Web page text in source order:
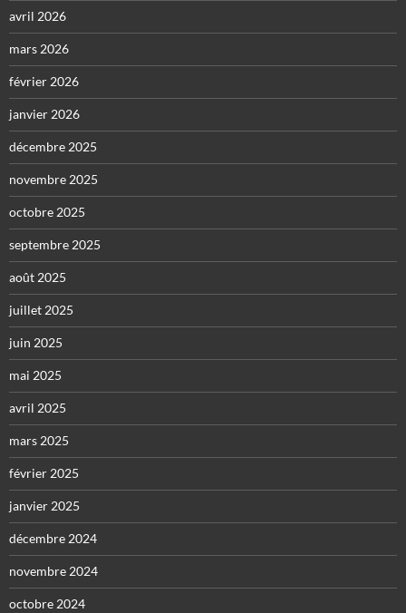
avril 2026
mars 2026
février 2026
janvier 2026
décembre 2025
novembre 2025
octobre 2025
septembre 2025
août 2025
juillet 2025
juin 2025
mai 2025
avril 2025
mars 2025
février 2025
janvier 2025
décembre 2024
novembre 2024
octobre 2024